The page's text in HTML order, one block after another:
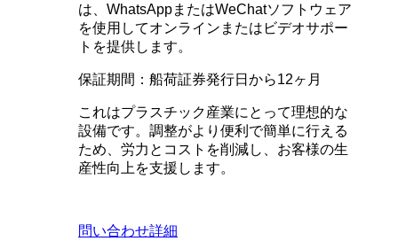
は、WhatsAppまたはWeChatソフトウェア
を使用してオンラインまたはビデオサポー
トを提供します。
保証期間：船荷証券発行日から12ヶ月
これはプラスチック産業にとって理想的な
設備です。調整がより便利で簡単に行える
ため、労力とコストを削減し、お客様の生
産性向上を支援します。
問い合わせ詳細